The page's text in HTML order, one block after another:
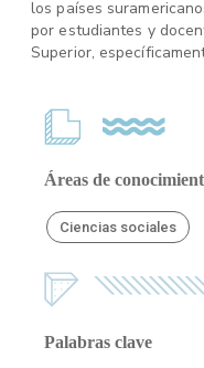
los países
por estudiantes y
Superior,
Áreas de
Ciencias sociales
Palabras clave